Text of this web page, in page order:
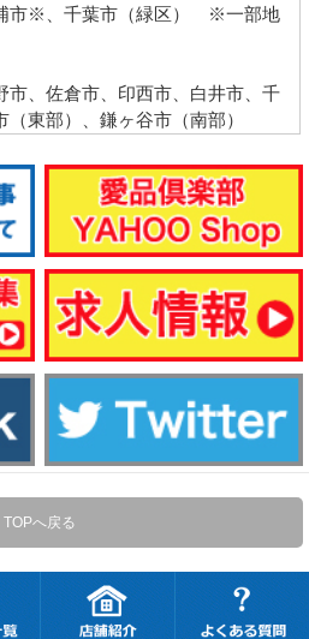
市※、千葉市（緑区） ※一部地
、佐倉市、印西市、白井市、千
東部）、鎌ヶ谷市（南部）
TOPへ戻る